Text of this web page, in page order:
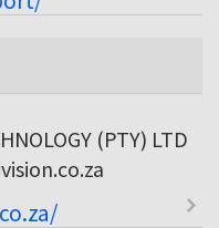
(PTY) LTD